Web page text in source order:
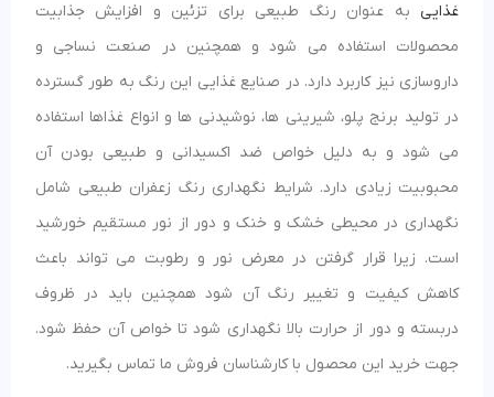
غذایی به عنوان رنگ طبیعی برای تزئین و افزایش جذابیت
محصولات استفاده می شود و همچنین در صنعت نساجی و
داروسازی نیز کاربرد دارد. در صنایع غذایی این رنگ به طور گسترده
در تولید برنج پلو، شیرینی ها، نوشیدنی ها و انواع غذاها استفاده
می شود و به دلیل خواص ضد اکسیدانی و طبیعی بودن آن
محبوبیت زیادی دارد. شرایط نگهداری رنگ زعفران طبیعی شامل
نگهداری در محیطی خشک و خنک و دور از نور مستقیم خورشید
است. زیرا قرار گرفتن در معرض نور و رطوبت می تواند باعث
کاهش کیفیت و تغییر رنگ آن شود همچنین باید در ظروف
دربسته و دور از حرارت بالا نگهداری شود تا خواص آن حفظ شود.
جهت خرید این محصول با کارشناسان فروش ما تماس بگیرید.